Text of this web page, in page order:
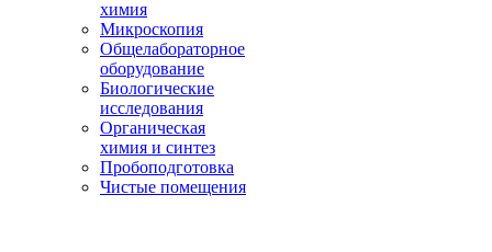
химия
Микроскопия
Общелабораторное
оборудование
Биологические
исследования
Органическая
химия и синтез
Пробоподготовка
Чистые помещения